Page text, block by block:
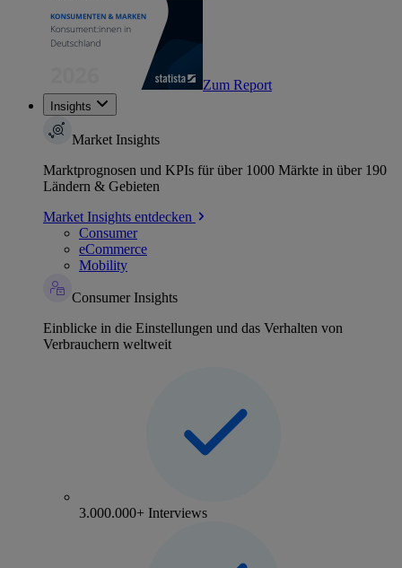
Zum Report
Insights
Market Insights
Marktprognosen und KPIs für über 1000 Märkte in über 190
Ländern & Gebieten
Market Insights entdecken
Consumer
eCommerce
Mobility
Consumer Insights
Einblicke in die Einstellungen und das Verhalten von
Verbrauchern weltweit
3.000.000+ Interviews